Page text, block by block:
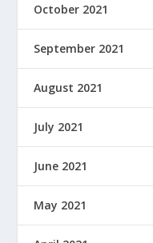
October 2021
September 2021
August 2021
July 2021
June 2021
May 2021